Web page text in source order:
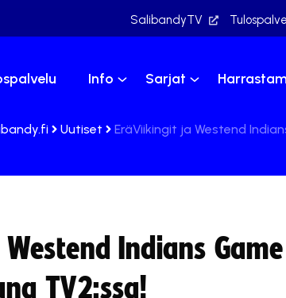
SalibandyTV
Info Sarjat
Uutiset EräViikingit ja Westend
Indians
TV2:ssa!